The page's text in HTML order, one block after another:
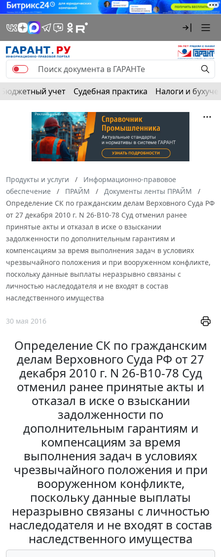
Бюджетный учет Судебная практика Налоги и
Продукты и услуги
Информационно-правовое
обеспечение
ПРАЙМ
Документы ленты ПРАЙМ
Определение СК по гражданским делам Верховного Суда РФ
от 27 декабря 2010 г. N 26-В10-78 Суд отменил ранее
принятые акты и отказал в иске о взыскании
задолженности по дополнительным гарантиям и
компенсациям за время выполнения задач в условиях
чрезвычайного положения и при вооруженном конфликте,
поскольку данные выплаты неразрывно связаны с
личностью наследодателя и не входят в состав
наследственного имущества
30 мая 2016
Определение СК по гражданским
делам Верховного Суда РФ от 27
декабря 2010 г. N 26-В10-78 Суд
отменил ранее принятые акты и
отказал в иске о взыскании
задолженности по
дополнительным гарантиям и
компенсациям за время
выполнения задач в условиях
чрезвычайного положения и при
вооруженном конфликте,
поскольку данные выплаты
неразрывно связаны с личностью
наследодателя и не входят в состав
наследственного имущества